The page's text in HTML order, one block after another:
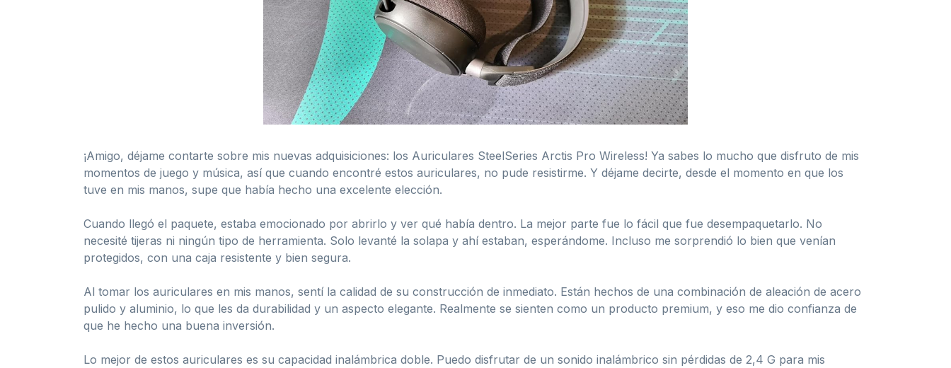
¡Amigo, déjame contarte sobre mis nuevas adquisiciones: los Auriculares SteelSeries Arctis Pro Wireless! Ya sabes lo mucho que disfruto de mis
momentos de juego y música, así que cuando encontré estos auriculares, no pude resistirme. Y déjame decirte, desde el momento en que los
tuve en mis manos, supe que había hecho una excelente elección.
Cuando llegó el paquete, estaba emocionado por abrirlo y ver qué había dentro. La mejor parte fue lo fácil que fue desempaquetarlo. No
necesité tijeras ni ningún tipo de herramienta. Solo levanté la solapa y ahí estaban, esperándome. Incluso me sorprendió lo bien que venían
protegidos, con una caja resistente y bien segura.
Al tomar los auriculares en mis manos, sentí la calidad de su construcción de inmediato. Están hechos de una combinación de aleación de acero
pulido y aluminio, lo que les da durabilidad y un aspecto elegante. Realmente se sienten como un producto premium, y eso me dio confianza de
que he hecho una buena inversión.
Lo mejor de estos auriculares es su capacidad inalámbrica doble. Puedo disfrutar de un sonido inalámbrico sin pérdidas de 2,4 G para mis